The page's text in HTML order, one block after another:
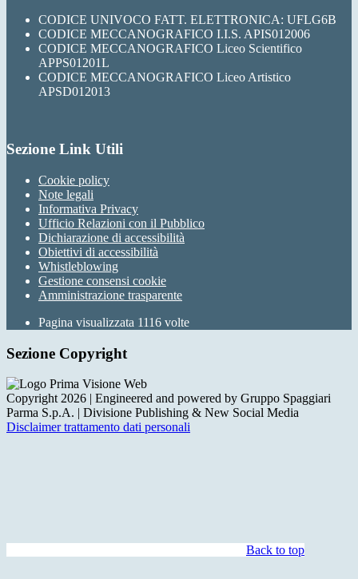
CODICE UNIVOCO FATT. ELETTRONICA: UFLG6B
CODICE MECCANOGRAFICO I.I.S. APIS012006
CODICE MECCANOGRAFICO Liceo Scientifico
APPS01201L
CODICE MECCANOGRAFICO Liceo Artistico
APSD012013
Sezione Link Utili
Cookie policy
Note legali
Informativa Privacy
Ufficio Relazioni con il Pubblico
Dichiarazione di accessibilità
Obiettivi di accessibilità
Whistleblowing
Gestione consensi cookie
Amministrazione trasparente
Pagina visualizzata 1116 volte
Sezione Copyright
Copyright 2026 | Engineered and powered by Gruppo Spaggiari
Parma S.p.A. | Divisione Publishing & New Social Media
Disclaimer trattamento dati personali
Back to top